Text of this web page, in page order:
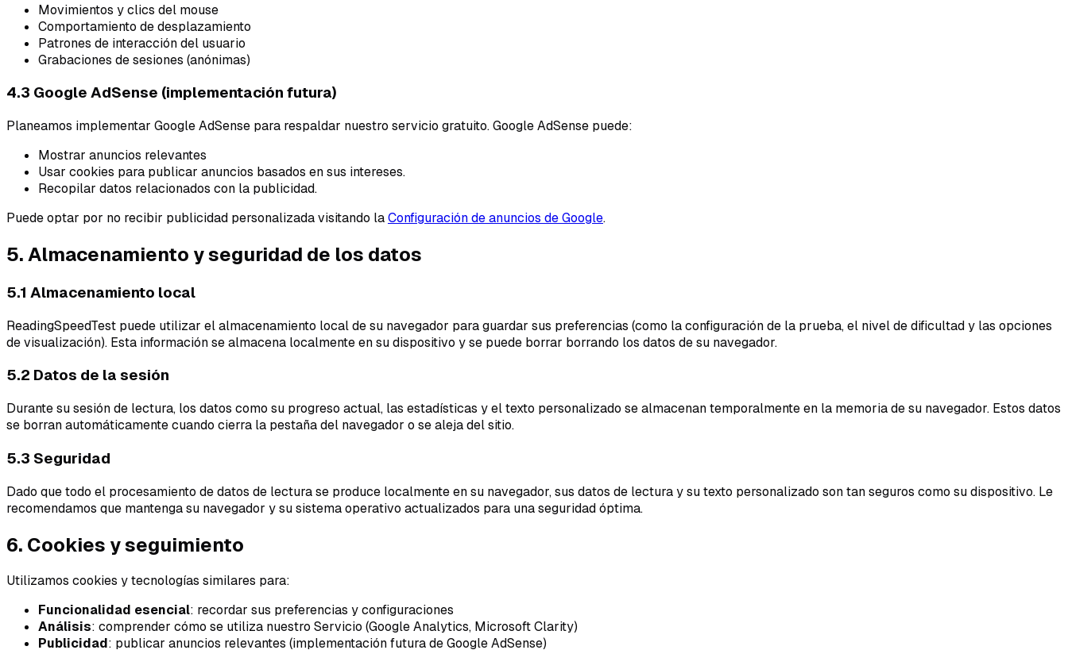
Movimientos y clics del mouse
Comportamiento de desplazamiento
Patrones de interacción del usuario
Grabaciones de sesiones (anónimas)
4.3 Google AdSense (implementación futura)
Planeamos implementar Google AdSense para respaldar nuestro servicio gratuito. Google AdSense puede:
Mostrar anuncios relevantes
Usar cookies para publicar anuncios basados en sus intereses.
Recopilar datos relacionados con la publicidad.
Puede optar por no recibir publicidad personalizada visitando laConfiguración de anuncios de Google.
5. Almacenamiento y seguridad de los datos
5.1 Almacenamiento local
ReadingSpeedTest puede utilizar el almacenamiento local de su navegador para guardar sus preferencias (como la configuración de la prueba, el nivel de dificultad y las opciones
de visualización). Esta información se almacena localmente en su dispositivo y se puede borrar borrando los datos de su navegador.
5.2 Datos de la sesión
Durante su sesión de lectura, los datos como su progreso actual, las estadísticas y el texto personalizado se almacenan temporalmente en la memoria de su navegador. Estos datos
se borran automáticamente cuando cierra la pestaña del navegador o se aleja del sitio.
5.3 Seguridad
Dado que todo el procesamiento de datos de lectura se produce localmente en su navegador, sus datos de lectura y su texto personalizado son tan seguros como su dispositivo. Le
recomendamos que mantenga su navegador y su sistema operativo actualizados para una seguridad óptima.
6. Cookies y seguimiento
Utilizamos cookies y tecnologías similares para:
Funcionalidad esencial: recordar sus preferencias y configuraciones
Análisis: comprender cómo se utiliza nuestro Servicio (Google Analytics, Microsoft Clarity)
Publicidad: publicar anuncios relevantes (implementación futura de Google AdSense)